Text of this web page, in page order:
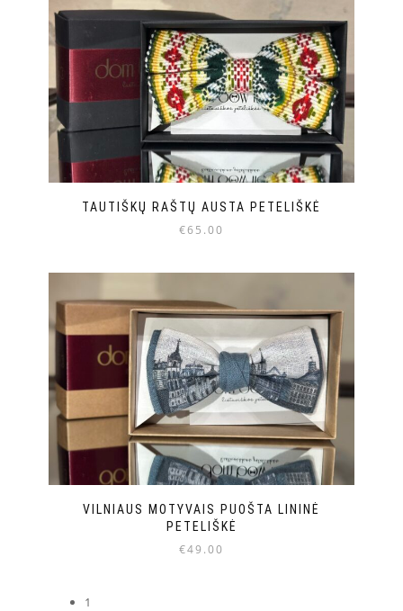
TAUTIŠKŲ RAŠTŲ AUSTA PETELIŠKĖ
€65.00
VILNIAUS MOTYVAIS PUOŠTA LININĖ
PETELIŠKĖ
€49.00
1